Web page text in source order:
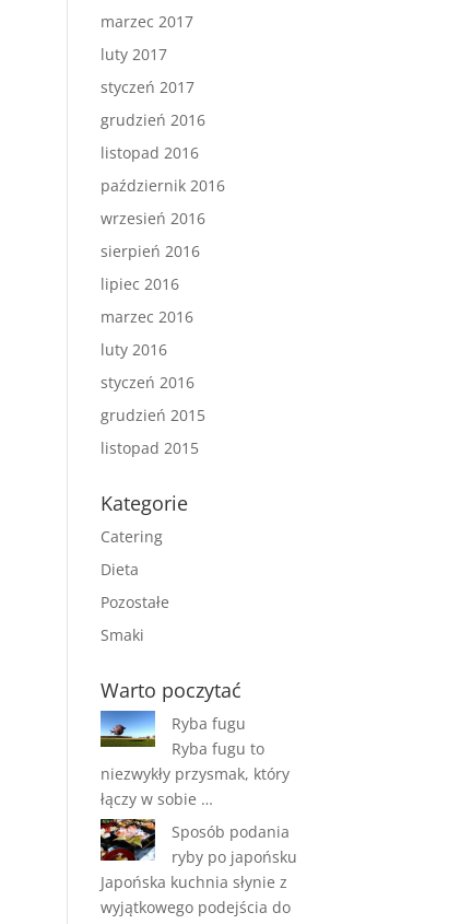
marzec 2017
luty 2017
styczeń 2017
grudzień 2016
listopad 2016
październik 2016
wrzesień 2016
sierpień 2016
lipiec 2016
marzec 2016
luty 2016
styczeń 2016
grudzień 2015
listopad 2015
Kategorie
Catering
Dieta
Pozostałe
Smaki
Warto poczytać
Ryba fugu
Ryba fugu to
niezwykły przysmak, który
łączy w sobie …
Sposób podania
ryby po japońsku
Japońska kuchnia słynie z
wyjątkowego podejścia do